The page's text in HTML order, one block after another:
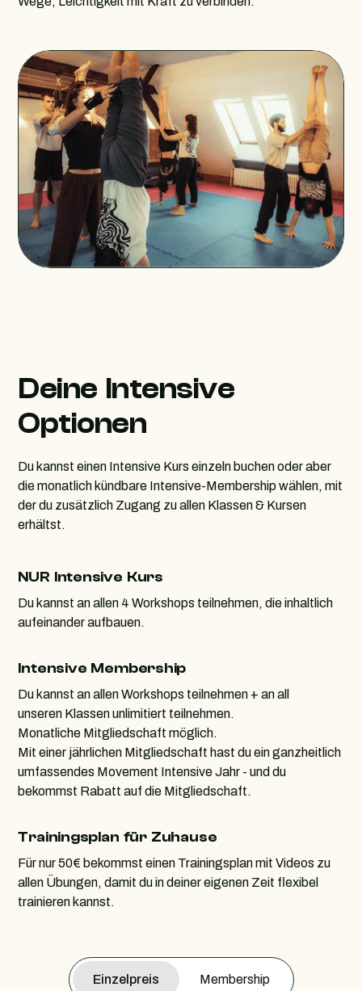
Deine Intensive
Optionen
Du kannst einen Intensive Kurs einzeln buchen oder aber
die monatlich kündbare Intensive-Membership wählen, mit
der du zusätzlich Zugang zu allen Klassen & Kursen
erhältst.
NUR Intensive Kurs
Du kannst an allen 4 Workshops teilnehmen, die inhaltlich
aufeinander aufbauen.
Intensive Membership
Du kannst an allen Workshops teilnehmen + an all
unseren Klassen unlimitiert teilnehmen.
Monatliche Mitgliedschaft möglich.
Mit einer jährlichen Mitgliedschaft hast du ein ganzheitlich
umfassendes Movement Intensive Jahr - und du
bekommst Rabatt auf die Mitgliedschaft.
Trainingsplan für Zuhause
Für nur 50€ bekommst einen Trainingsplan mit Videos zu
allen Übungen, damit du in deiner eigenen Zeit flexibel
trainieren kannst.
Einzelpreis Membership